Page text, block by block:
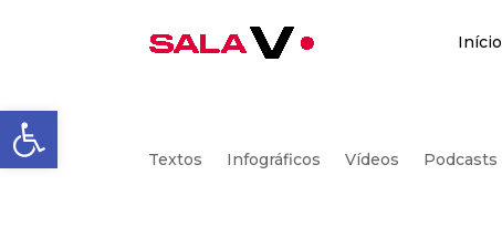
Abrir a barra de ferramentas
Início
Textos Infográficos Vídeos Podcasts